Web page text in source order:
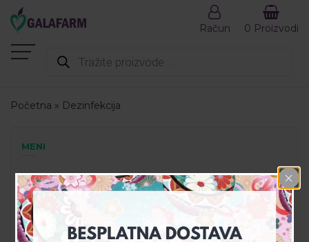
search
Račun 0 Proizvodi
Početna » Dezinfekcija
MENI
AKCIJA
DEZINFEKCIJA
DODACI ISHRANI
GALA SET